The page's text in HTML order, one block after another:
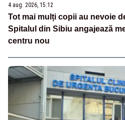
4 aug. 2026, 15:12
Tot mai mulți copii au nevoie
Spitalul din Sibiu angajează
centru nou